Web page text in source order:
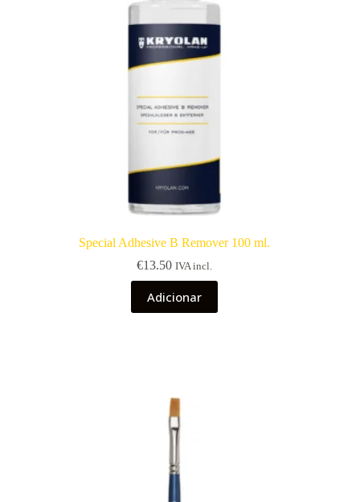
Special Adhesive B Remover 100 ml.
€13.50 IVA incl.
Adicionar